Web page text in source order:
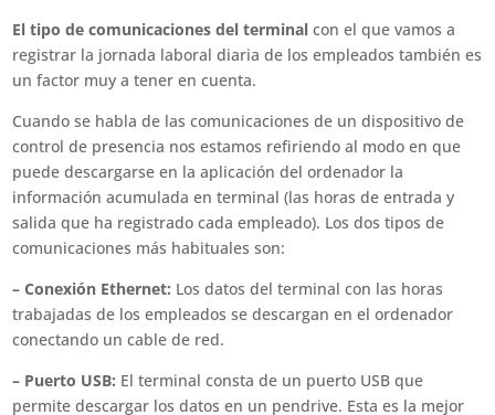
El tipo de comunicaciones del terminal con el que vamos a
registrar la jornada laboral diaria de los empleados también es
un factor muy a tener en cuenta.
Cuando se habla de las comunicaciones de un dispositivo de
control de presencia nos estamos refiriendo al modo en que
puede descargarse en la aplicación del ordenador la
información acumulada en terminal (las horas de entrada y
salida que ha registrado cada empleado). Los dos tipos de
comunicaciones más habituales son:
– Conexión Ethernet: Los datos del terminal con las horas
trabajadas de los empleados se descargan en el ordenador
conectando un cable de red.
– Puerto USB: El terminal consta de un puerto USB que
permite descargar los datos en un pendrive. Esta es la mejor